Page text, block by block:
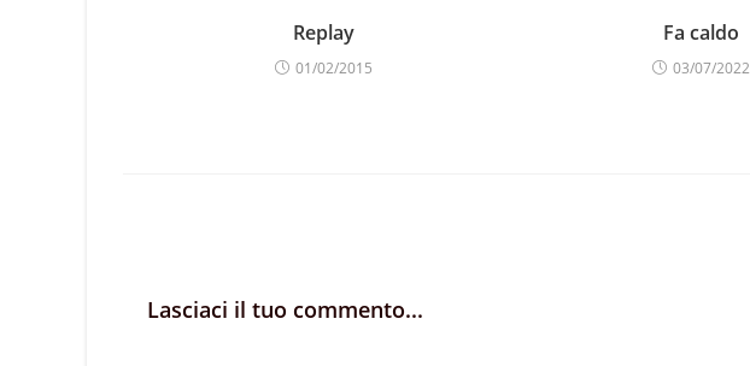
Replay
01/02/2015
Fa caldo
03/07/2022
Lasciaci il tuo commento...